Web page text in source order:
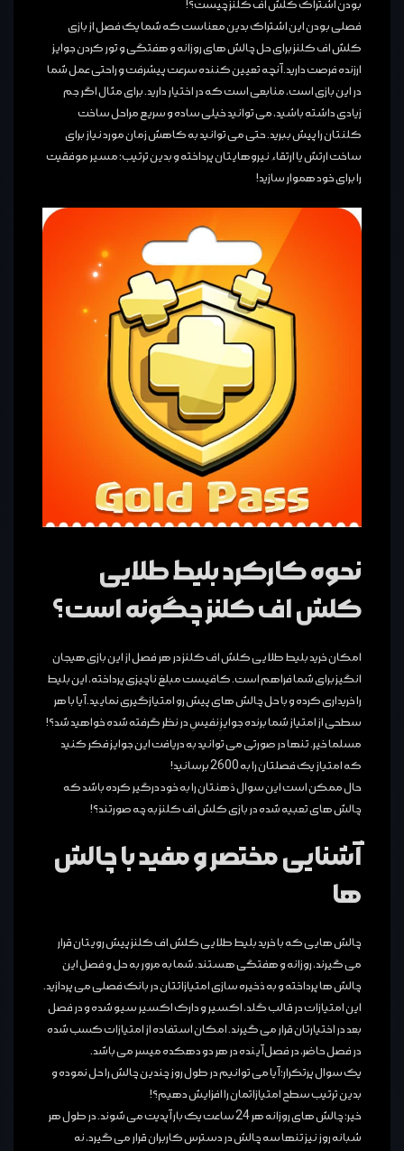
بودن اشتراک کلش اف کلنز چیست؟!
فصلی بودن این اشتراک بدین معناست که شما یک فصل از بازی
کلش اف کلنز برای حل چالش های روزانه و هفتگی و تور کردن جوایز
ارزنده فرصت دارید. آنچه تعیین کننده سرعت پیشرفت و راحتی عمل شما
در این بازی است، منابعی است که در اختیار دارید. برای مثال اگر جم
زیادی داشته باشید، می توانید خیلی ساده و سریع مراحل ساخت
کلنتان را پیش ببرید. حتی می توانید به کاهش زمان مورد نیاز برای
ساخت ارتش یا ارتقاء نیروهایتان پرداخته و بدین ترتیب؛ مسیر موفقیت
را برای خود هموار سازید!
نحوه کارکرد بلیط طلایی
کلش اف کلنز چگونه است؟
امکان خرید بلیط طلایی کلش اف کلنز در هر فصل از این بازی هیجان
انگیز برای شما فراهم است. کافیست مبلغ ناچیزی پرداخته، این بلیط
را خریداری کرده و با حل چالش های پیش رو امتیازگیری نمایید. آیا با هر
سطحی از امتیاز شما برنده جوایزِ نفیسِ در نظر گرفته شده خواهید شد؟!
مسلما خیر. تنها در صورتی می توانید به دریافت این جوایز فکر کنید
که امتیاز یک فصلتان را به 2600 برسانید!
حال ممکن است این سوال ذهنتان را به خود درگیر کرده باشد که
چالش های تعبیه شده در بازی کلش اف کلنز به چه صورتند؟!
آشنایی مختصر و مفید با چالش
ها
چالش هایی که با خرید بلیط طلایی کلش اف کلنز پیش رویتان قرار
می گیرند، روزانه و هفتگی هستند. شما به مرور به حل و فصل این
چالش ها پرداخته و به ذخیره سازی امتیازاتتان در بانک فصلی می پردازید.
این امتیازات در قالب گلد، اکسیر و دارک اکسیر سیو شده و در فصل
بعد در اختیارتان قرار می گیرند. امکان استفاده از امتیازات کسب شده
در فصل حاضر، در فصل آینده در هر دو دهکده میسر می باشد.
یک سوال پرتکرار؛ آیا می توانیم در طول روز چندین چالش را حل نموده و
بدین ترتیب سطح امتیازاتمان را افزایش دهیم؟!
خیر؛ چالش های روزانه هر 24 ساعت یک بار آپدیت می شوند. در طول هر
شبانه روز نیز تنها سه چالش در دسترس کاربران قرار می گیرد، نه